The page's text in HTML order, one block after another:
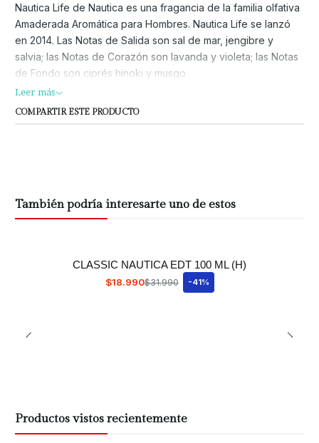
Nautica Life de Nautica es una fragancia de la familia olfativa
Amaderada Aromática para Hombres. Nautica Life se lanzó
en 2014. Las Notas de Salida son sal de mar, jengibre y
salvia; las Notas de Corazón son lavanda y violeta; las Notas
de Fondo son ciprés hinoki y musgo
Leer más
COMPARTIR ESTE PRODUCTO
También podría interesarte uno de estos
CLASSIC NAUTICA EDT 100 ML (H)
$18.990$31.990 -41%
Productos vistos recientemente